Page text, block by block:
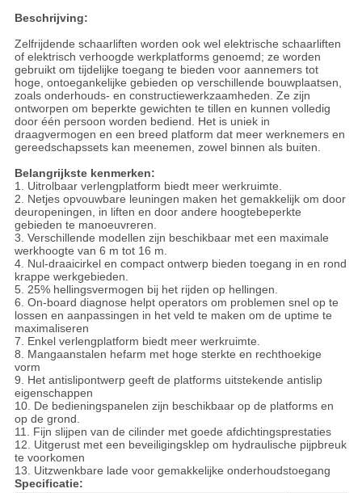
Beschrijving:
Zelfrijdende schaarliften worden ook wel elektrische schaarliften
of elektrisch verhoogde werkplatforms genoemd; ze worden
gebruikt om tijdelijke toegang te bieden voor aannemers tot
hoge, ontoegankelijke gebieden op verschillende bouwplaatsen,
zoals onderhouds- en constructiewerkzaamheden. Ze zijn
ontworpen om beperkte gewichten te tillen en kunnen volledig
door één persoon worden bediend. Het is uniek in
draagvermogen en een breed platform dat meer werknemers en
gereedschapssets kan meenemen, zowel binnen als buiten.
Belangrijkste kenmerken:
1. Uitrolbaar verlengplatform biedt meer werkruimte.
2. Netjes opvouwbare leuningen maken het gemakkelijk om door
deuropeningen, in liften en door andere hoogtebeperkte
gebieden te manoeuvreren.
3. Verschillende modellen zijn beschikbaar met een maximale
werkhoogte van 6 m tot 16 m.
4. Nul-draaicirkel en compact ontwerp bieden toegang in en rond
krappe werkgebieden.
5. 25% hellingsvermogen bij het rijden op hellingen.
6. On-board diagnose helpt operators om problemen snel op te
lossen en aanpassingen in het veld te maken om de uptime te
maximaliseren
7. Enkel verlengplatform biedt meer werkruimte.
8. Mangaanstalen hefarm met hoge sterkte en rechthoekige
vorm
9. Het antislipontwerp geeft de platforms uitstekende antislip
eigenschappen
10. De bedieningspanelen zijn beschikbaar op de platforms en
op de grond.
11. Fijn slijpen van de cilinder met goede afdichtingsprestaties
12. Uitgerust met een beveiligingsklep om hydraulische pijpbreuk
te voorkomen
13. Uitzwenkbare lade voor gemakkelijke onderhoudstoegang
Specificatie: